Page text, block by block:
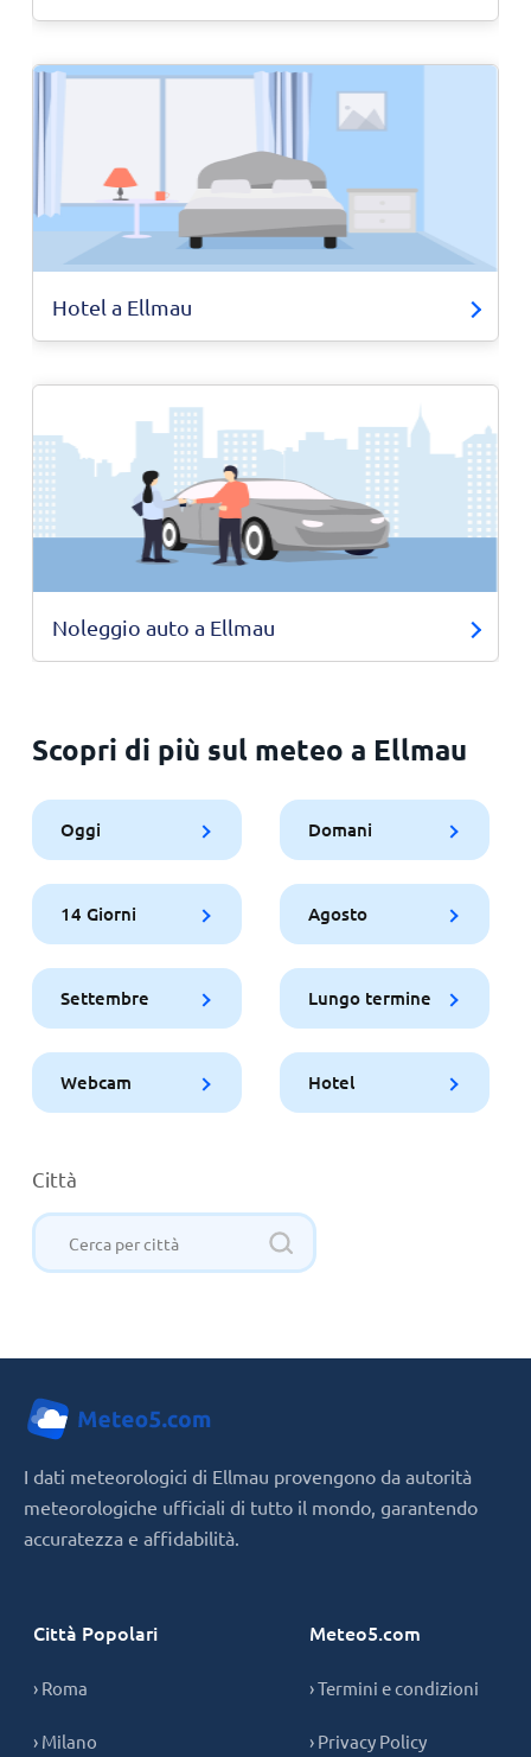
Hotel a Ellmau
Noleggio auto a Ellmau
Scopri di più sul meteo a Ellmau
Oggi Domani
14 Giorni Agosto
Settembre Lungo termine
Webcam Hotel
Città
I dati meteorologici di Ellmau provengono da autorità
meteorologiche ufficiali di tutto il mondo, garantendo
accuratezza e affidabilità.
Città Popolari
› Roma
› Milano
Meteo5.com
› Termini e condizioni
› Privacy Policy